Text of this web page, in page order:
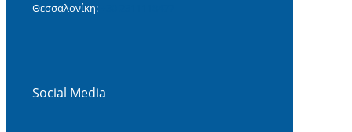
Θεσσαλονίκη:
Social Media